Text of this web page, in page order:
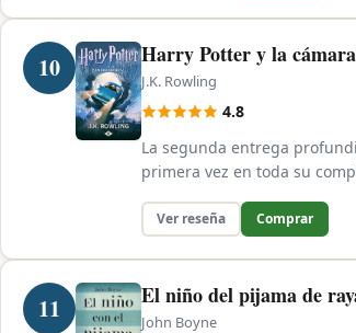
10 Harry Potter y la
J.K. Rowling
4.8
La segunda entrega
primera vez en toda su
Ver reseña Comprar
11 El niño del pijama de
John Boyne